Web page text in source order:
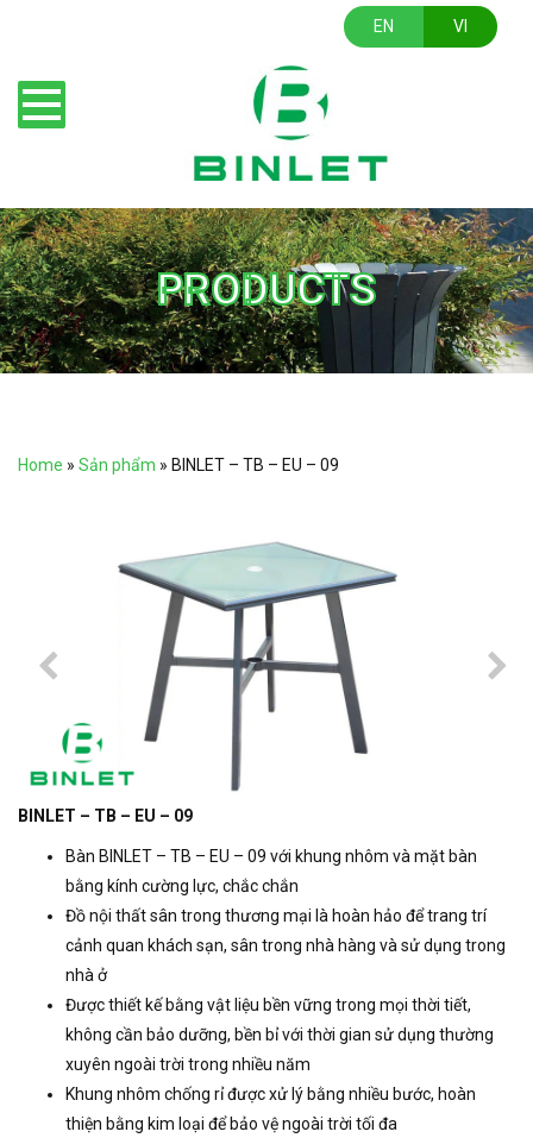
EN VI
PRODUCTS
Home » Sản phẩm » BINLET – TB – EU – 09
BINLET – TB – EU – 09
Bàn BINLET – TB – EU – 09 với khung nhôm và mặt bàn
bằng kính cường lực, chắc chắn
Đồ nội thất sân trong thương mại là hoàn hảo để trang trí
cảnh quan khách sạn, sân trong nhà hàng và sử dụng trong
nhà ở
Được thiết kế bằng vật liệu bền vững trong mọi thời tiết,
không cần bảo dưỡng, bền bỉ với thời gian sử dụng thường
xuyên ngoài trời trong nhiều năm
Khung nhôm chống rỉ được xử lý bằng nhiều bước, hoàn
thiện bằng kim loại để bảo vệ ngoài trời tối đa